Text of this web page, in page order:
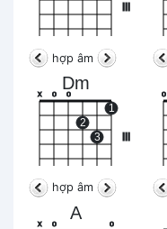
hợp âm
Dm
III
x o o
2
3
1
hợp âm
o
A
x o o